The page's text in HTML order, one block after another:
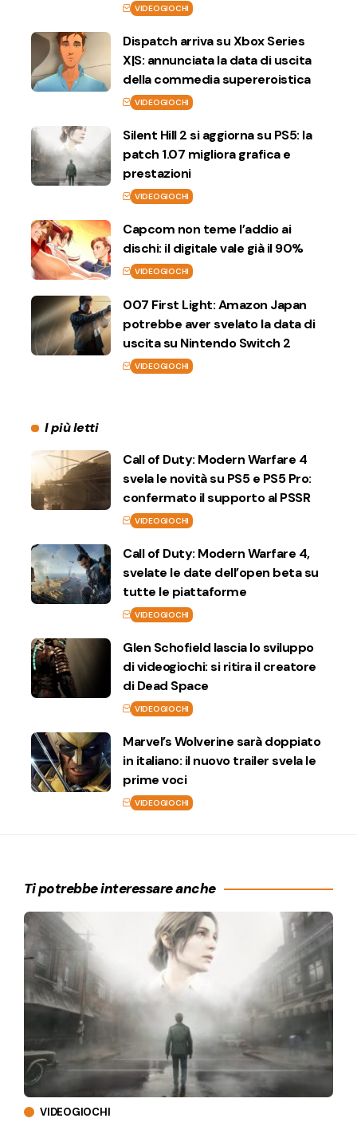
VIDEOGIOCHI
Dispatch arriva su Xbox Series
X|S: annunciata la data di uscita
della commedia supereroistica
VIDEOGIOCHI
Silent Hill 2 si aggiorna su PS5: la
patch 1.07 migliora grafica e
prestazioni
VIDEOGIOCHI
Capcom non teme l’addio ai
dischi: il digitale vale già il 90%
VIDEOGIOCHI
007 First Light: Amazon Japan
potrebbe aver svelato la data di
uscita su Nintendo Switch 2
VIDEOGIOCHI
I più letti
Call of Duty: Modern Warfare 4
svela le novità su PS5 e PS5 Pro:
confermato il supporto al PSSR
VIDEOGIOCHI
Call of Duty: Modern Warfare 4,
svelate le date dell’open beta su
tutte le piattaforme
VIDEOGIOCHI
Glen Schofield lascia lo sviluppo
di videogiochi: si ritira il creatore
di Dead Space
VIDEOGIOCHI
Marvel’s Wolverine sarà doppiato
in italiano: il nuovo trailer svela le
prime voci
VIDEOGIOCHI
Ti potrebbe interessare anche
VIDEOGIOCHI